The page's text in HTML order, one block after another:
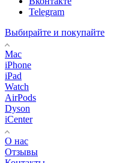
Telegram
Выбирайте и покупайте
Mac
iPhone
iPad
Watch
AirPods
Dyson
iCenter
О нас
Отзывы